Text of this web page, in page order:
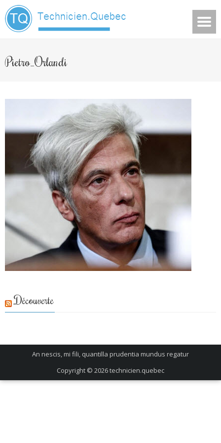
Pietro_Orlandi
Découverte
An nescis, mi fili, quantilla prudentia mundus regatur
Copyright © 2026technicien.quebec